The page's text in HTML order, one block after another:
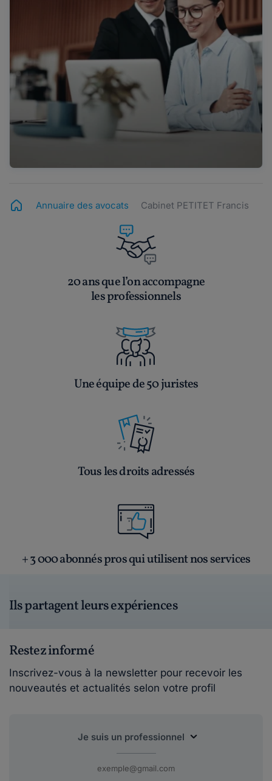
Annuaire des avocats Cabinet PETITET Francis
20 ans que l’on accompagne
les professionnels
Une équipe de 50 juristes
Tous les droits adressés
+ 3 000 abonnés pros qui utilisent nos services
Ils partagent leurs expériences
Restez informé
Inscrivez-vous à la newsletter pour recevoir les
nouveautés et actualités selon votre profil